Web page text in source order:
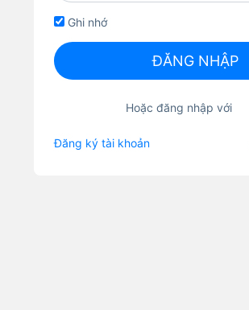
Ghi nhớ
ĐĂNG NHẬP
Hoặc đăng nhập với
Đăng ký tài khoản